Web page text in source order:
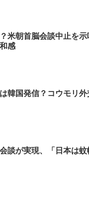
米朝首脳会談中止を
感
韓国発信？コウモリ
談が実現、「日本は